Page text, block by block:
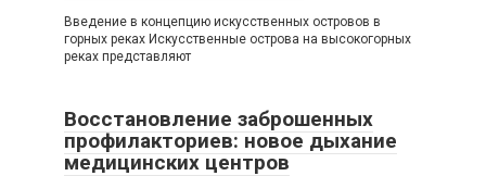
Введение в концепцию искусственных островов в
горных реках Искусственные острова на высокогорных
реках представляют
Восстановление заброшенных
профилакториев: новое дыхание
медицинских центров